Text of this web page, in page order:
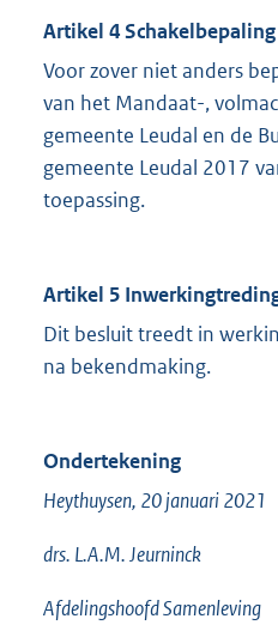
Artikel 4 Schakelbepaling
Voor zover niet anders
van het Mandaat-,
gemeente Leudal en de
gemeente Leudal 2017
toepassing.
Artikel 5
Dit besluit treedt in
na bekendmaking.
Ondertekening
Heythuysen, 20 januari 2021
drs. L.A.M. Jeurninck
Afdelingshoofd Samenleving